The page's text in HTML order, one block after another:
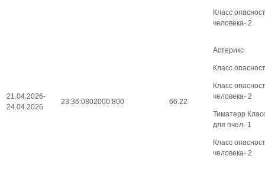
Класс
человека- 2
21.04.2026-
24.04.2026
23:36:0802000:800 66.22
Астерикс
Класс
Класс
человека- 2
Тиматерр
для пчел- 1
Класс
человека- 2